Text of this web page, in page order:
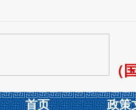
（
首页 政策